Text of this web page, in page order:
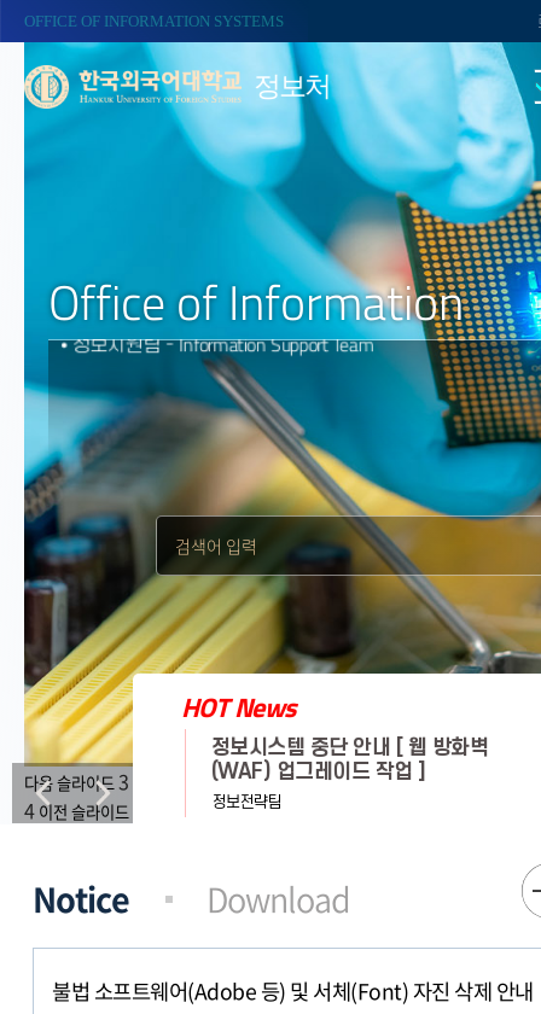
OFFICE OF INFORMATION SYSTEMS
정보처
다음 슬라이드3
4 이전 슬라이드
Office of Information
⦁ 정보시스템팀 - Information Systems Team
⦁ 정보전략팀 -Information Strategy Team
⦁ 정보지원팀 - Information Support Team
HOTNews
등) 및 서체
정보시스템 중단 안내 [ 웹 방화벽
(WAF) 업그레이드 작업 ]
정보전략팀
불법 소프트웨어(Adobe 등) 및 서체(Font) 자진 삭제 안내